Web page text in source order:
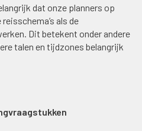
dat onze planners op
als de
Dit betekent onder andere
talen en tijdzones belangrijk